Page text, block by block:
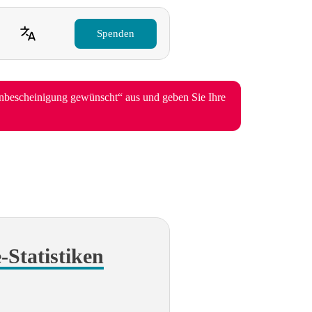
Spenden
gewünscht“ aus und geben Sie Ihre
Statistiken